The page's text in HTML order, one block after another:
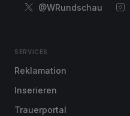
@WRundschau
SERVICES
Reklamation
Inserieren
Trauerportal